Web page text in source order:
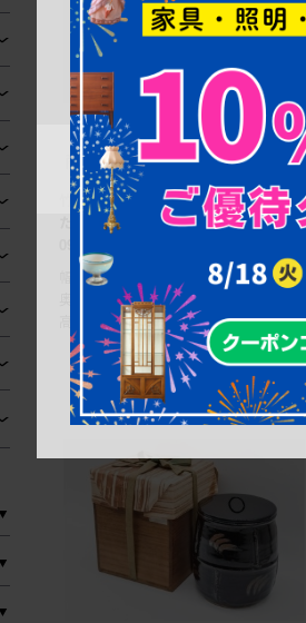
¥68,200 (税込)
商品番号 R-090230
竹彫 在銘 山水図を描いた落ち着い
た佇まいの茶合 外箱付き (R-
幅：48㎜
奥行：180㎜
高さ：18㎜